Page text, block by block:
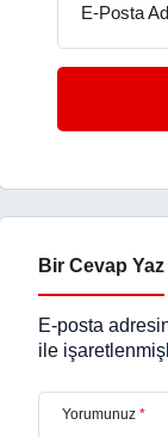
E-Posta
Bir Cevap Yaz
E-posta
ile
Yorumunuz *